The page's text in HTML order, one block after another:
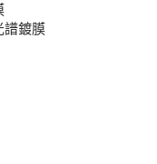
譜鍍膜